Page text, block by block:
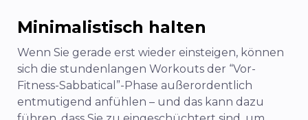
Minimalistisch halten
Wenn Sie gerade erst wieder einsteigen, können
sich die stundenlangen Workouts der “Vor-
Fitness-Sabbatical”-Phase außerordentlich
entmutigend anfühlen – und das kann dazu